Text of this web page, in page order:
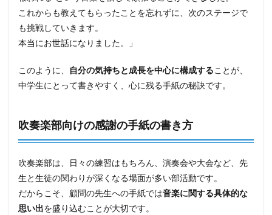
これからも教えてもらったことを忘れずに、次のステージで
も挑戦していきます。
本当にお世話になりました。」
このように、 自分の気持ちと成長を中心に構成することが、
中学生にとって書きやすく、心に残る手紙の秘訣です。
吹奏楽部向けの感謝の手紙の書き方
吹奏楽部は、日々の練習はもちろん、演奏会や大会など、先
生と生徒の関わりが深くなる場面が多い部活動です。
だからこそ、顧問の先生への手紙では音楽に関する具体的な
思い出を盛り込むことが大切です。